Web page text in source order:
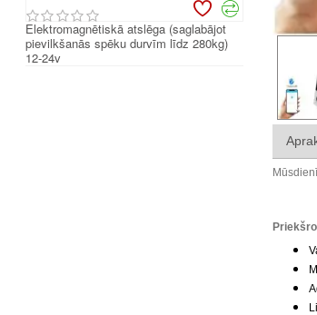
Elektromagnētiskā atslēga (saglabājot
pievilkšanās spēku durvīm līdz 280kg)
12-24v